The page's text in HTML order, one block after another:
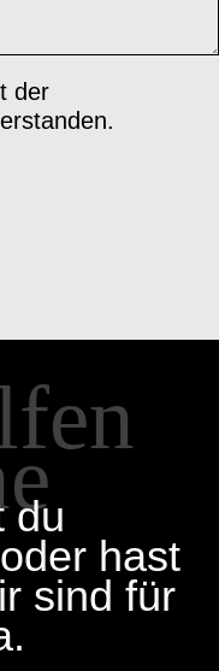
der
du
hast
sind für